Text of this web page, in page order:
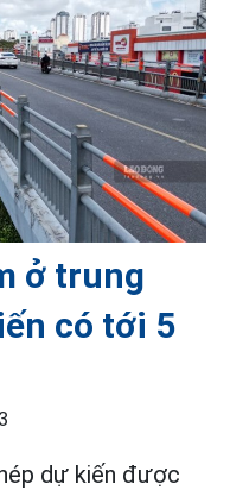
ở trung
có tới 5
dự kiến được